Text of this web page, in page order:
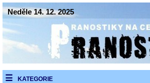
Neděle 14. 12. 2025
KATEGORIE